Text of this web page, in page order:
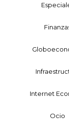
Internet
Ocio